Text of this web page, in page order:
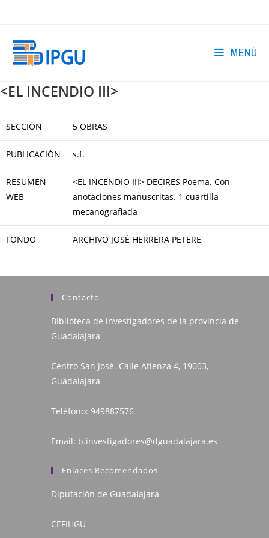
MENÚ
<EL INCENDIO III>
SECCIÓN 5 OBRAS
PUBLICACIÓN s.f.
RESUMEN
WEB
<EL INCENDIO III> DECIRES Poema. Con
anotaciones manuscritas. 1 cuartilla
mecanografiada
FONDO ARCHIVO JOSÉ HERRERA PETERE
Contacto
Biblioteca de investigadores de la provincia de
Guadalajara
Centro San José. Calle Atienza 4, 19003,
Guadalajara
Teléfono: 949887576
Email: b.investigadores@dguadalajara.es
Enlaces Recomendados
Diputación de Guadalajara
CEFIHGU